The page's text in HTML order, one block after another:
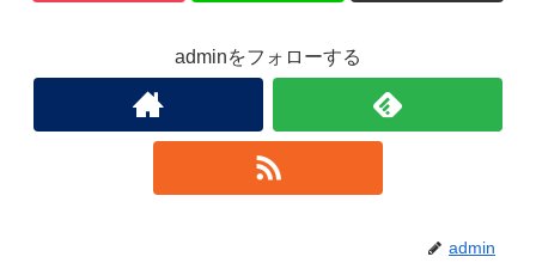
adminをフォローする
admin